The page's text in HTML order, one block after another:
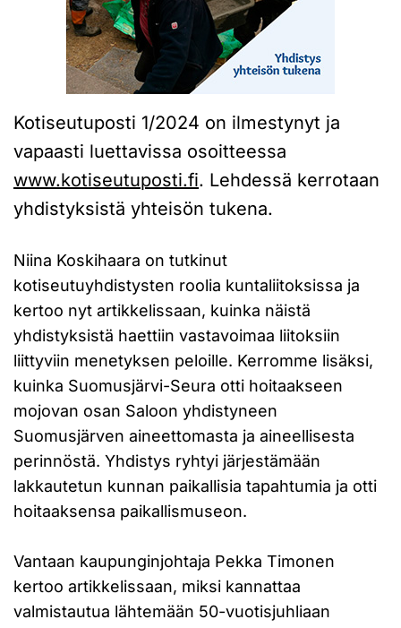
Kotiseutuposti 1/2024 on ilmestynyt ja
vapaasti luettavissa osoitteessa
www.kotiseutuposti.fi. Lehdessä kerrotaan
yhdistyksistä yhteisön tukena.
Niina Koskihaara on tutkinut
kotiseutuyhdistysten roolia kuntaliitoksissa ja
kertoo nyt artikkelissaan, kuinka näistä
yhdistyksistä haettiin vastavoimaa liitoksiin
liittyviin menetyksen peloille. Kerromme lisäksi,
kuinka Suomusjärvi-Seura otti hoitaakseen
mojovan osan Saloon yhdistyneen
Suomusjärven aineettomasta ja aineellisesta
perinnöstä. Yhdistys ryhtyi järjestämään
lakkautetun kunnan paikallisia tapahtumia ja otti
hoitaaksensa paikallismuseon.
Vantaan kaupunginjohtaja Pekka Timonen
kertoo artikkelissaan, miksi kannattaa
valmistautua lähtemään 50-vuotisjuhliaan